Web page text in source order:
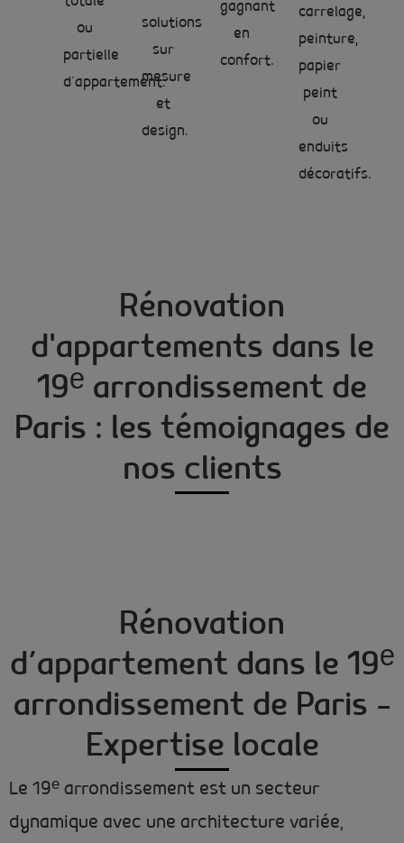
ou
partielle
d’appartement.
solutions
sur
mesure
et
design.
gagnant
en
confort.
carrelage,
peinture,
papier
peint
ou
enduits
décoratifs.
Rénovation
d'appartements dans le
19ᵉ arrondissement de
Paris : les témoignages de
nos clients
Rénovation
d’appartement dans le 19ᵉ
arrondissement de Paris –
Expertise locale
Le 19ᵉ arrondissement est un secteur
dynamique avec une architecture variée,